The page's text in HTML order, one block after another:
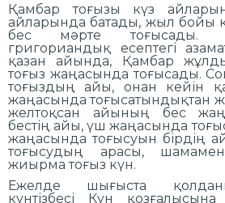
Қамбар тоғызы күз
айларында батады, жыл бойы
бес мәрте тоғысады.
григориандық есептегі
қазан айында, Қамбар
тоғыз жаңасында тоғысады.
тоғыздың айы, онан кейін
жаңасында тоғысатындықтан
желтоқсан айының бес
бестің айы, үш жаңасында
жаңасында тоғысуын бірдің
тоғысудың арасы,
жиырма тоғыз күн.
Ежелде шығыста
күнтізбесі Күн